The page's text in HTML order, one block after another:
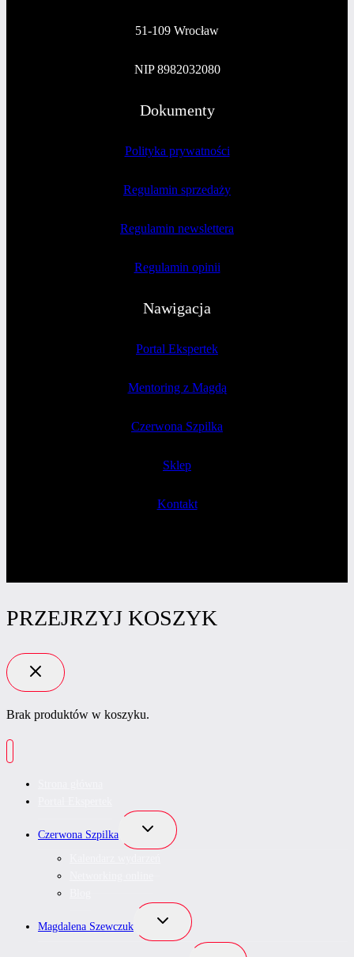
51-109 Wrocław
NIP 8982032080
Dokumenty
Polityka prywatności
Regulamin sprzedaży
Regulamin newslettera
Regulamin opinii
Nawigacja
Portal Ekspertek
Mentoring z Magdą
Czerwona Szpilka
Sklep
Kontakt
PRZEJRZYJ KOSZYK
Brak produktów w koszyku.
Czerwona Szpilka
Przełącz
podrzędne
Magdalena Szewczuk
Przełącz
podrzędne